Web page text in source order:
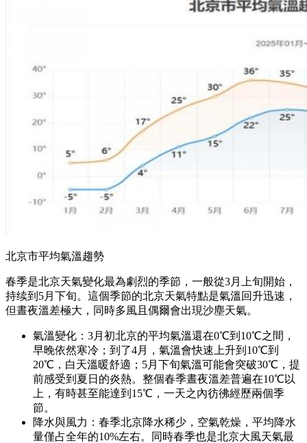
北京市平均氣溫趨勢
春季是北京天氣變化最為劇烈的季節，一般從3月上旬開始，
持续到5月下旬。這個季節的北京天氣特點是氣溫回升迅速，
但晝夜溫差極大，同時多風且偶爾會出現沙塵天氣。
氣溫變化：3月初北京的平均氣溫還在0℃到10℃之間，
早晚依然寒冷；到了4月，氣溫會快速上升到10℃到
20℃，白天溫暖舒適；5月下旬氣溫可能會突破30℃，提
前感受到夏日的炎熱。整個春季晝夜溫差普遍在10℃以
上，有時甚至能達到15℃，一天之內彷彿經歷兩個季
節。
降水與風力：春季北京降水稀少，空氣乾燥，平均降水
量僅占全年的10%左右。同時春季也是北京大風天氣最